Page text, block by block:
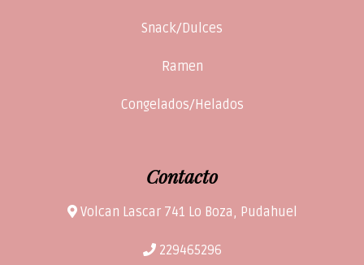
Snack/Dulces
Ramen
Congelados/Helados
Contacto
Volcan Lascar 741 Lo Boza, Pudahuel
229465296